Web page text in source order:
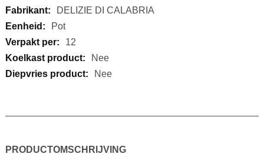
informatie
DELIZIE DI CALABRIA
Pot
12
Nee
Nee
PRODUCTOMSCHRIJVING